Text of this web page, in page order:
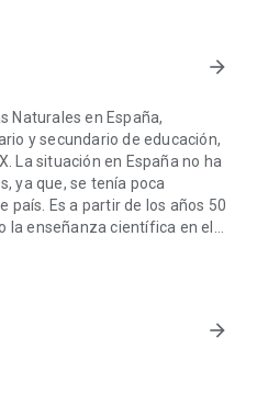
arrow_forward
Naturales en España,
y secundario de educación,
La situación en España no ha
ya que, se tenía poca
país. Es a partir de los años 50
la enseñanza científica en el
aspectos literarios y
arrow_forward